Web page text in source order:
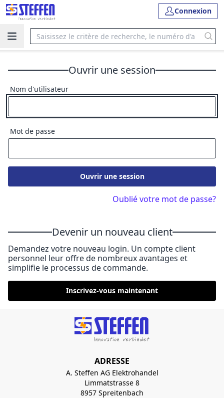
Connexion
Ouvrir une session
Nom d'utilisateur
Mot de passe
Ouvrir une session
Oublié votre mot de passe?
Devenir un nouveau client
Demandez votre nouveau login. Un compte client
personnel leur offre de nombreux avantages et
simplifie le processus de commande.
Inscrivez-vous maintenant
ADRESSE
A. Steffen AG Elektrohandel
Limmatstrasse 8
8957 Spreitenbach